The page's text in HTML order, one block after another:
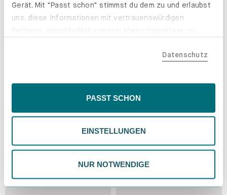
Gerät. Mit "Passt schon" stimmst du dem zu und erlaubst
uns, diese Informationen mit vertrauenswürdigen
der EU, beispielsweise in den USA, verarbeitet werden
Inhalte eingeschränkt sein könnten. Wähle
deiner Präferenzen. Du kannst deine Wahl jederzeit
ändern. Weitere Informationen findest du in unserer
Datenschutzrichtlinie.
Datenschutz
PASST SCHON
EINSTELLUNGEN
NUR NOTWENDIGE